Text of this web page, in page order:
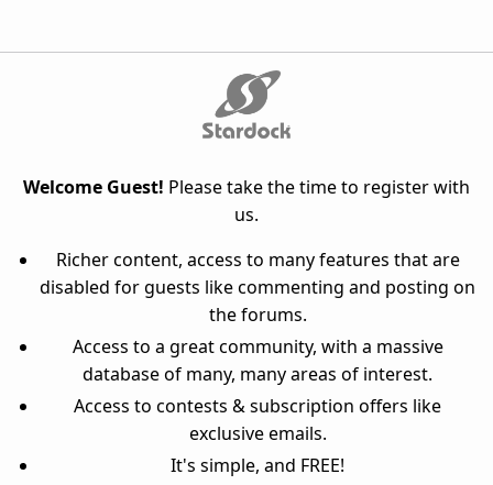
Welcome Guest! Please take the time to register with
us.
Richer content, access to many features that are
disabled for guests like commenting and posting on
the forums.
Access to a great community, with a massive
database of many, many areas of interest.
Access to contests & subscription offers like
exclusive emails.
It's simple, and FREE!